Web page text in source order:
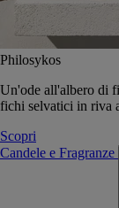
Philosykos
Un'ode all'albero di
fichi selvatici in riva
Scopri
Candele e Fragranze